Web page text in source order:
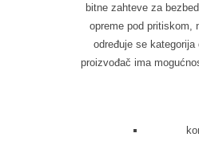
bitne zahteve za
opreme pod pritiskom,
određuje se
proizvođač ima